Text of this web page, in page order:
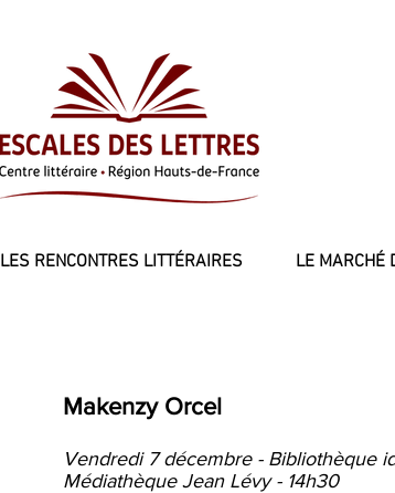
LES RENCONTRES LITTÉRAIRES LE MARCHÉ
Makenzy Orcel
Vendredi 7 décembre - Bibliothèque
Médiathèque Jean Lévy - 14h30